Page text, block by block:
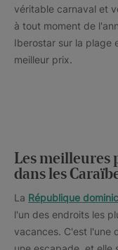
véritable carnaval et
à tout moment de
Iberostar sur la plage
meilleur prix.
Les meilleures
dans les
La République
l'un des endroits les
vacances. C'est l'une